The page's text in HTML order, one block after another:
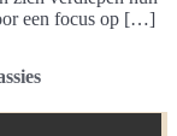
een focus op […]